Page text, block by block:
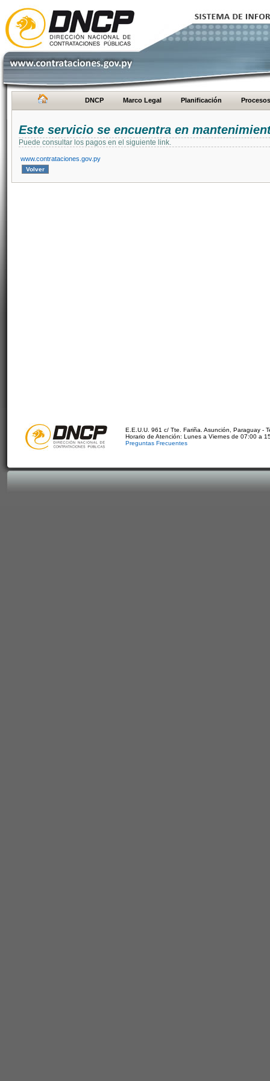
DNCP Marco Legal Planificación Procesos
Este servicio se encuentra en
Puede consultar los pagos en el siguiente link.
www.contrataciones.gov.py
E.E.U.U. 961 c/ Tte. Fariña. Asunción, Paraguay -
Horario de Atención: Lunes a Viernes de 07:00 a
Preguntas Frecuentes